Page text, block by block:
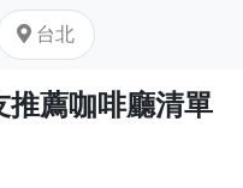
台北
推薦咖啡廳清單